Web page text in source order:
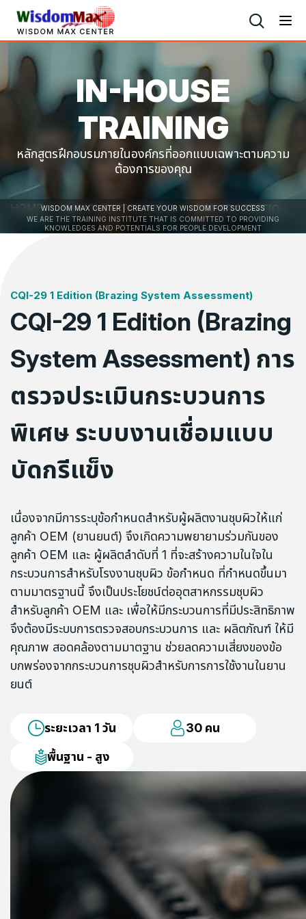
IN-HOUSE
TRAINING
หลักสูตรฝึกอบรมภายในองค์กรที่ออกแบบเฉพาะตามความ
ต้องการของคุณ
HOME IN-HOUSE TRAINING CQI-29 1 EDITION (BRAZING SYSTEM ASSESSMENT) การตรวจประเมินกระบวนการพิเศษ ระบบงานเชื่อมแบบบัดกรีแข็ง
WISDOM MAX CENTER | CREATE YOUR WISDOM FOR SUCCESS
WE ARE THE TRAINING INSTITUTE THAT IS COMMITTED TO PROVIDING
KNOWLEDGES AND POTENTIALS FOR PEOPLE DEVELOPMENT
CQI-29 1 Edition (Brazing System Assessment)
CQI-29 1 Edition (Brazing
System Assessment) การ
ตรวจประเมินกระบวนการ
พิเศษ ระบบงานเชื่อมแบบ
บัดกรีแข็ง
เนื่องจากมีการระบุข้อกำหนดสำหรับผู้ผลิตงานชุบผิวให้แก่
ลูกค้า OEM (ยานยนต์) จึงเกิดความพยายามร่วมกันของ
ลูกค้า OEM และ ผู้ผลิตลำดับที่ 1 ที่จะสร้างความในใจใน
กระบวนการสำหรับโรงงานชุบผิว ข้อกำหนด ที่กำหนดขึ้นมา
ตามมาตรฐานนี้ จึงเป็นประโยชน์ต่ออุตสาหกรรมชุบผิว
สำหรับลูกค้า OEM และ เพื่อให้มีกระบวนการที่มีประสิทธิภาพ
จึงต้องมีระบบการตรวจสอบกระบวนการ และ ผลิตภัณฑ์ ให้มี
คุณภาพ สอดคล้องตามมาตฐาน ช่วยลดความเสี่ยงของข้อ
บกพร่องจากกระบวนการชุบผิวสำหรับการการใช้งานในยาน
ยนต์
ระยะเวลา 1 วัน
30 คน
พื้นฐาน - สูง